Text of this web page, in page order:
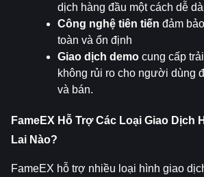
dịch hàng đầu một cách dễ
Công nghệ tiên tiến đảm
toàn và ổn định
Giao dịch demo cung cấp
không rủi ro cho người dùng
và bán.
FameEX Hỗ Trợ Các Loại Giao
Lai Nào?
FameEX hỗ trợ nhiều loại hình giao